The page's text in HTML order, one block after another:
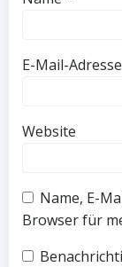
E-Mail-Adresse
Website
Name, E-
Browser für